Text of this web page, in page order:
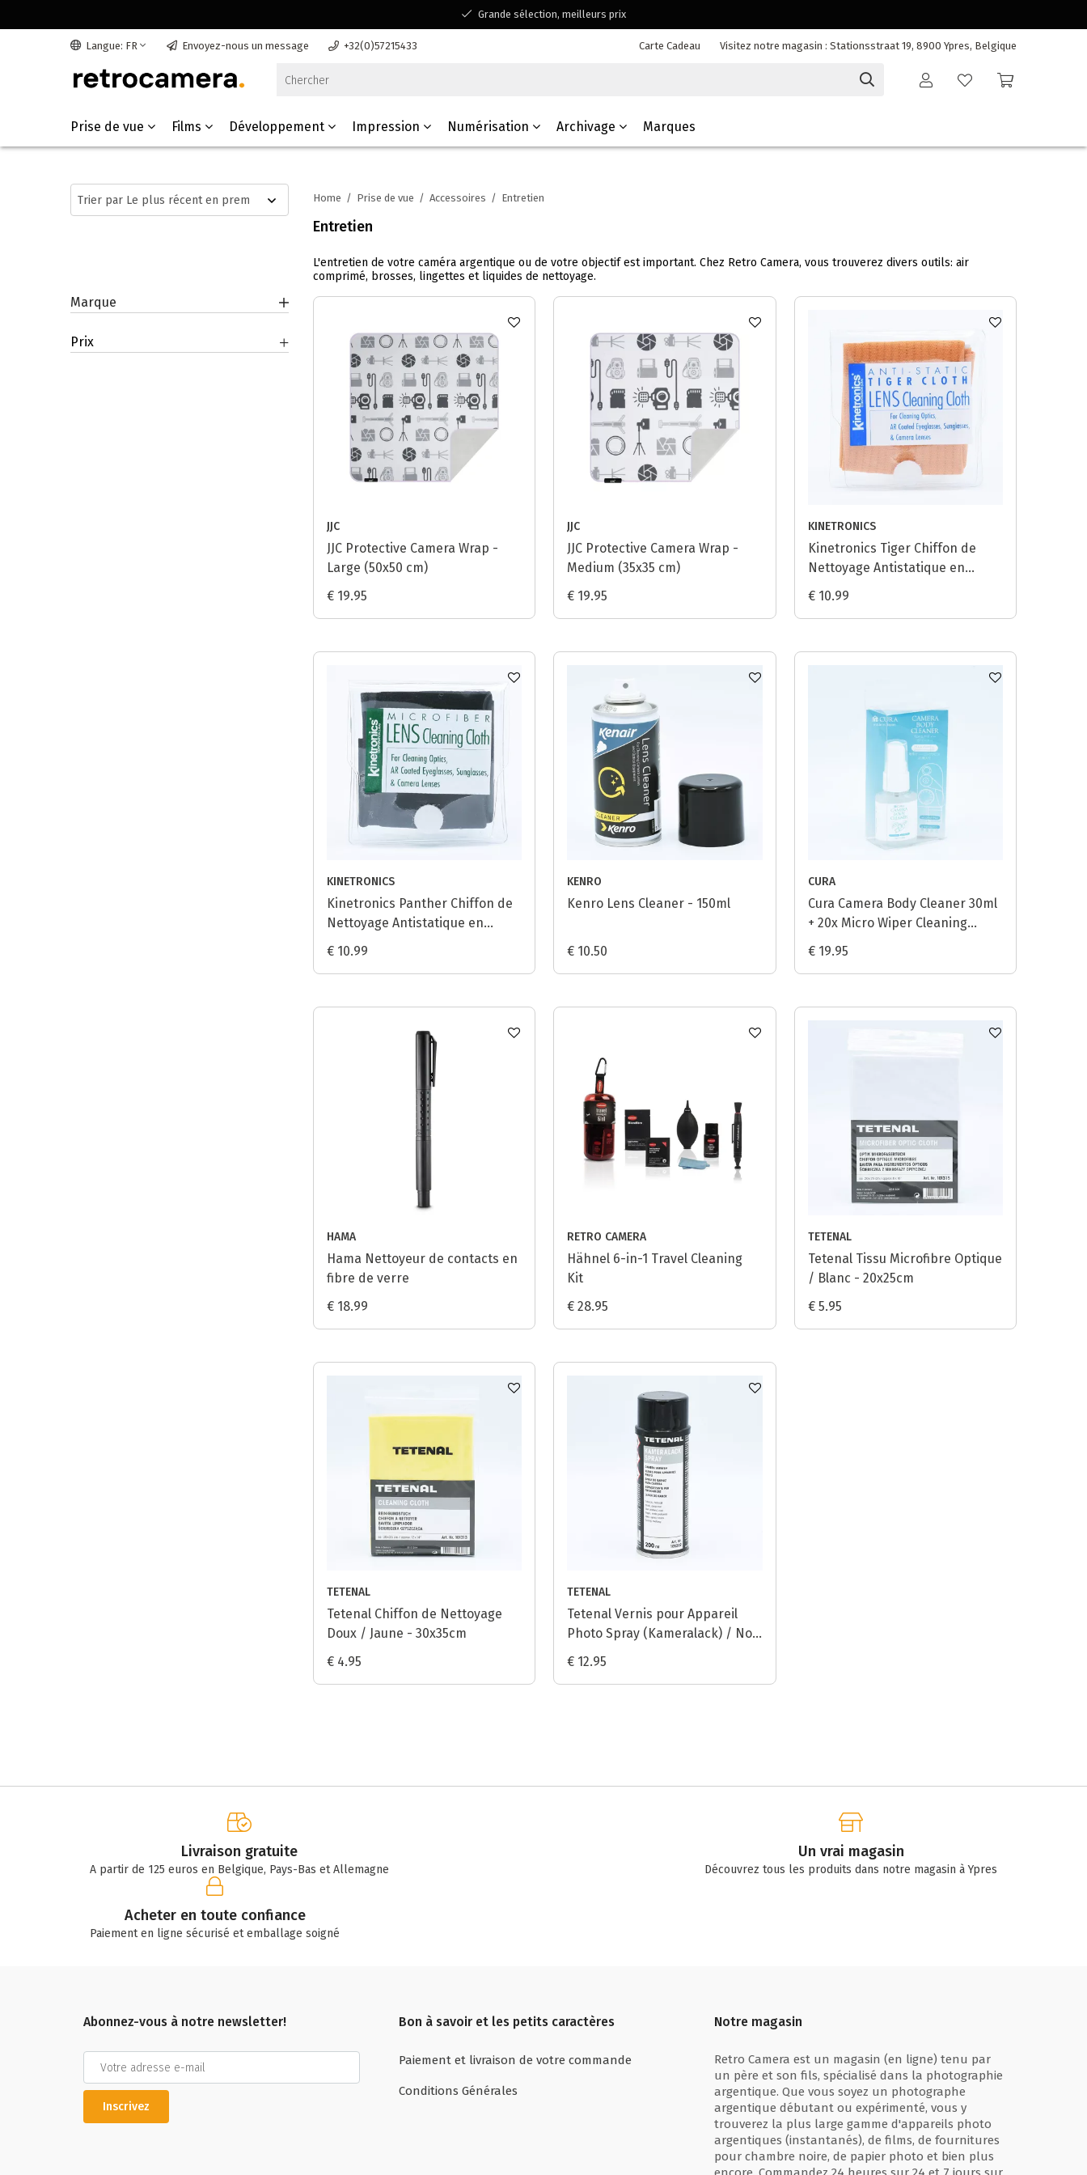
Grande sélection, meilleurs prix
Disponible pour toutes vos questions
Langue: FR Envoyez-nous un message +32(0)57215433 Carte Cadeau Visitez notre magasin : Stationsstraat 19, 8900 Ypres, Belgique
Prise de vue Films Développement Impression Numérisation Archivage Marques
Home / Prise de vue / Accessoires / Entretien
Entretien
L'entretien de votre caméra argentique ou de votre objectif est important. Chez Retro Camera, vous trouverez divers outils: air
comprimé, brosses, lingettes et liquides de nettoyage.
Marque
Prix
JJC
JJC Protective Camera Wrap -
Large (50x50 cm)
€ 19.95
JJC
JJC Protective Camera Wrap -
Medium (35x35 cm)
€ 19.95
KINETRONICS
Kinetronics Tiger Chiffon de
Nettoyage Antistatique en
Microfibres / Orange - 20x20cm
€ 10.99
KINETRONICS
Kinetronics Panther Chiffon de
Nettoyage Antistatique en
Microfibres / Noir - 20x20cm
€ 10.99
KENRO
Kenro Lens Cleaner - 150ml
€ 10.50
CURA
Cura Camera Body Cleaner 30ml
+ 20x Micro Wiper Cleaning
Paper
€ 19.95
HAMA
Hama Nettoyeur de contacts en
fibre de verre
€ 18.99
RETRO CAMERA
Hähnel 6-in-1 Travel Cleaning
Kit
€ 28.95
TETENAL
Tetenal Tissu Microfibre Optique
/ Blanc - 20x25cm
€ 5.95
TETENAL
Tetenal Chiffon de Nettoyage
Doux / Jaune - 30x35cm
€ 4.95
TETENAL
Tetenal Vernis pour Appareil
Photo Spray (Kameralack) / Noir
- 200ml
€ 12.95
Livraison gratuite
A partir de 125 euros en Belgique, Pays-Bas et Allemagne
Un vrai magasin
Découvrez tous les produits dans notre magasin à Ypres
Acheter en toute confiance
Paiement en ligne sécurisé et emballage soigné
Abonnez-vous à notre newsletter!
Inscrivez
Bon à savoir et les petits caractères
Paiement et livraison de votre commande
Conditions Générales
Notre magasin
Retro Camera est un magasin (en ligne) tenu par
un père et son fils, spécialisé dans la photographie
argentique. Que vous soyez un photographe
argentique débutant ou expérimenté, vous y
trouverez la plus large gamme d'appareils photo
argentiques (instantanés), de films, de fournitures
pour chambre noire, de papier photo et bien plus